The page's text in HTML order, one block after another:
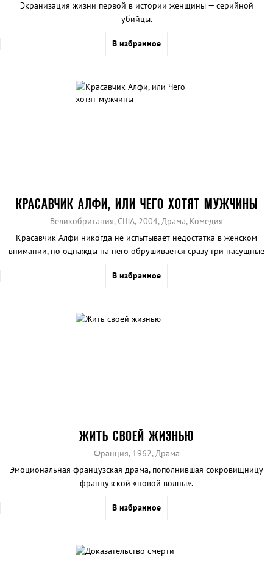
Экранизация жизни первой в истории женщины — серийной
убийцы.
В избранное
КРАСАВЧИК АЛФИ, ИЛИ ЧЕГО ХОТЯТ МУЖЧИНЫ
Великобритания, США, 2004, Драма, Комедия
Красавчик Алфи никогда не испытывает недостатка в женском
внимании, но однажды на него обрушивается сразу три насущные
В избранное
ЖИТЬ СВОЕЙ ЖИЗНЬЮ
Франция, 1962, Драма
Эмоциональная французская драма, пополнившая сокровищницу
французской «новой волны».
В избранное